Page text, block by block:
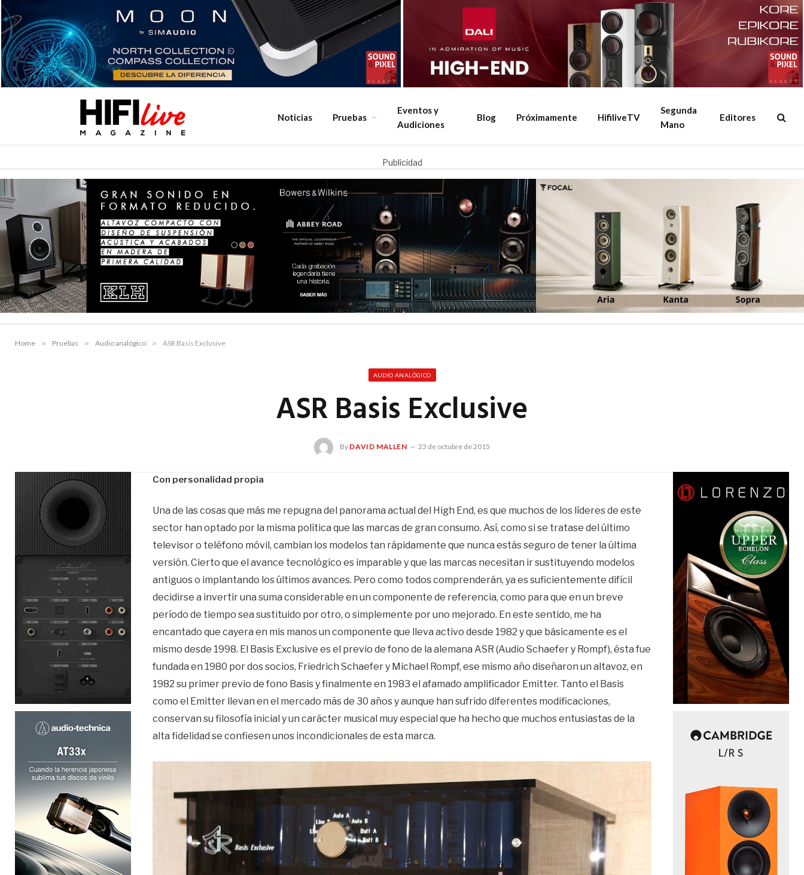
Noticias Pruebas
Eventos y
Audiciones
Blog Próximamente HifiliveTV
Segunda
Mano
Editores
Publicidad
Home » Pruebas » Audio analógico » ASR Basis Exclusive
AUDIO ANALÓGICO
ASR Basis Exclusive
By DAVID MALLEN 23 de octubre de 2015
Con personalidad propia
Una de las cosas que más me repugna del panorama actual del High End, es que muchos de los líderes de este
sector han optado por la misma política que las marcas de gran consumo. Así, como si se tratase del último
televisor o teléfono móvil, cambian los modelos tan rápidamente que nunca estás seguro de tener la última
versión. Cierto que el avance tecnológico es imparable y que las marcas necesitan ir sustituyendo modelos
antiguos o implantando los últimos avances. Pero como todos comprenderán, ya es suficientemente difícil
decidirse a invertir una suma considerable en un componente de referencia, como para que en un breve
período de tiempo sea sustituido por otro, o simplemente por uno mejorado. En este sentido, me ha
encantado que cayera en mis manos un componente que lleva activo desde 1982 y que básicamente es el
mismo desde 1998. El Basis Exclusive es el previo de fono de la alemana ASR (Audio Schaefer y Rompf), ésta fue
fundada en 1980 por dos socios, Friedrich Schaefer y Michael Rompf, ese mismo año diseñaron un altavoz, en
1982 su primer previo de fono Basis y finalmente en 1983 el afamado amplificador Emitter. Tanto el Basis
como el Emitter llevan en el mercado más de 30 años y aunque han sufrido diferentes modificaciones,
conservan su filosofía inicial y un carácter musical muy especial que ha hecho que muchos entusiastas de la
alta fidelidad se confiesen unos incondicionales de esta marca.